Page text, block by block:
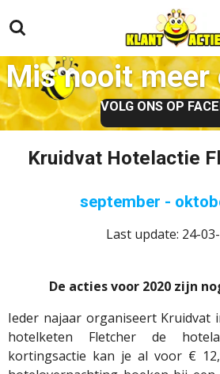
direct
naar
de
hoofdinhoud
Mis nooit meer
VOLG ONS OP
Kruidvat Hotelactie
september -
Last update: 24-
De acties voor 2020 zijn
Ieder najaar organiseert Kruidvat
hotelketen Fletcher de
kortingsactie kan je al voor €